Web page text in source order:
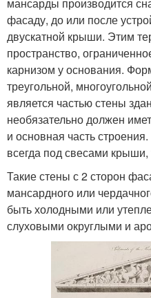
фасаду, до или после
двускатной крыши. Этим
пространство,
карнизом у основания.
треугольной,
является частью стены
необязательно должен
и основная часть
всегда под свесами крыши,
Такие стены с 2 сторон
мансардного или
быть холодными или
слуховыми округлыми и